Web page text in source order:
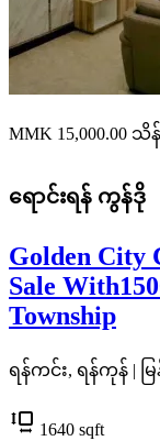
MMK 15,000.00 သိန်
ရောင်းရန် ကွန်ဒို
Golden City
Sale
Township
ရန်ကင်း, ရန်ကုန် | မြ
1640 sqft